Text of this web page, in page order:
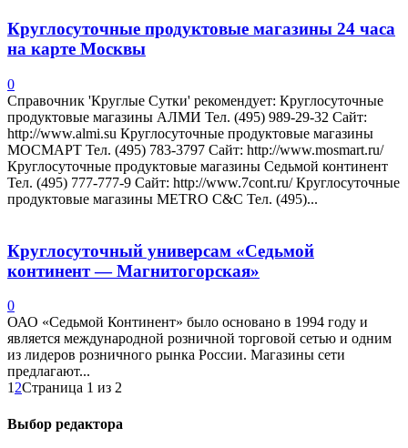
Круглосуточные продуктовые магазины 24 часа
на карте Москвы
0
Справочник 'Круглые Сутки' рекомендует: Круглосуточные
продуктовые магазины АЛМИ Тел. (495) 989-29-32 Сайт:
http://www.almi.su Круглосуточные продуктовые магазины
МОСМАРТ Тел. (495) 783-3797 Сайт: http://www.mosmart.ru/
Круглосуточные продуктовые магазины Седьмой континент
Тел. (495) 777-777-9 Сайт: http://www.7cont.ru/ Круглосуточные
продуктовые магазины METRO C&C Тел. (495)...
Круглосуточный универсам «Седьмой
континент — Магнитогорская»
0
ОАО «Седьмой Континент» было основано в 1994 году и
является международной розничной торговой сетью и одним
из лидеров розничного рынка России. Магазины сети
предлагают...
1 2Страница 1 из 2
Выбор редактора